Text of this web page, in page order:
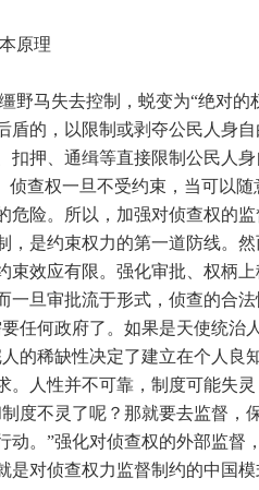
原理
失去控制，蜕变为“绝对的权
盾的，以限制或剥夺公民人身
扣押、通缉等直接限制公民人
侦查权一旦不受约束，当可以
危险。所以，加强对侦查权的
，是约束权力的第一道防线。
束效应有限。强化审批、权柄上
一旦审批流于形式，侦查的合
任何政府了。如果是天使统治人
的稀缺性决定了建立在个人良
。人性并不可靠，制度可能失
度不灵了呢？那就要去监督，
动。”强化对侦查权的外部监督
对侦查权力监督制约的中国模